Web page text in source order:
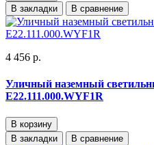
В закладки В сравнение
4 456 р.
Уличный наземный
E22.111.000.WYF1R
В корзину
В закладки
В сравнение